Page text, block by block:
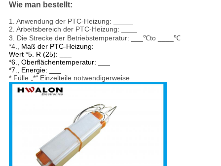
Wie man bestellt:
1. Anwendung der PTC-Heizung: _____
2. Arbeitsbereich der PTC-Heizung: ____
3. Die Strecke der Betriebstemperatur: ___℃to ____℃
*4., Maß der PTC-Heizung: _____
Wert *5. R (25): ___
*6., Oberflächentemperatur: ___
*7., Energie: ___
* Fülle „*“ Einzelteile notwendigerweise